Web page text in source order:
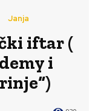
Janja
iftar (
i